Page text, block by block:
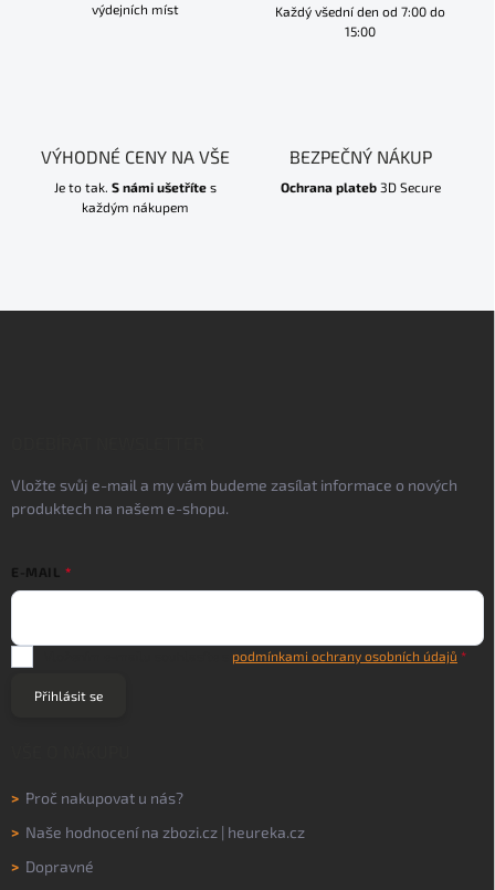
výdejních míst
Každý všední den od 7:00 do
15:00
VÝHODNÉ CENY NA VŠE
Je to tak. S námi ušetřítes
každým nákupem
BEZPEČNÝ NÁKUP
Ochrana plateb3D Secure
Vložte svůj e-mail a my vám budeme zasílat informace o nových
produktech na našem e-shopu.
E-MAIL
podmínkami ochrany osobních údajů
Přihlásit se
> Proč nakupovat u nás?
> Naše hodnocení na zbozi.cz | heureka.cz
> Dopravné